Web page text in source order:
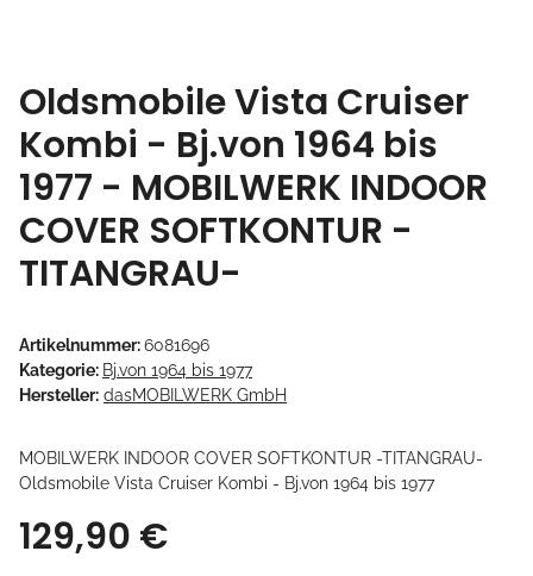
Oldsmobile Vista Cruiser
Kombi - Bj.von 1964 bis
1977 - MOBILWERK INDOOR
COVER SOFTKONTUR -
TITANGRAU-
Artikelnummer:6081696
Kategorie: Bj.von 1964 bis 1977
Hersteller: dasMOBILWERK GmbH
MOBILWERK INDOOR COVER SOFTKONTUR -TITANGRAU-
Oldsmobile Vista Cruiser Kombi - Bj.von 1964 bis 1977
129,90 €